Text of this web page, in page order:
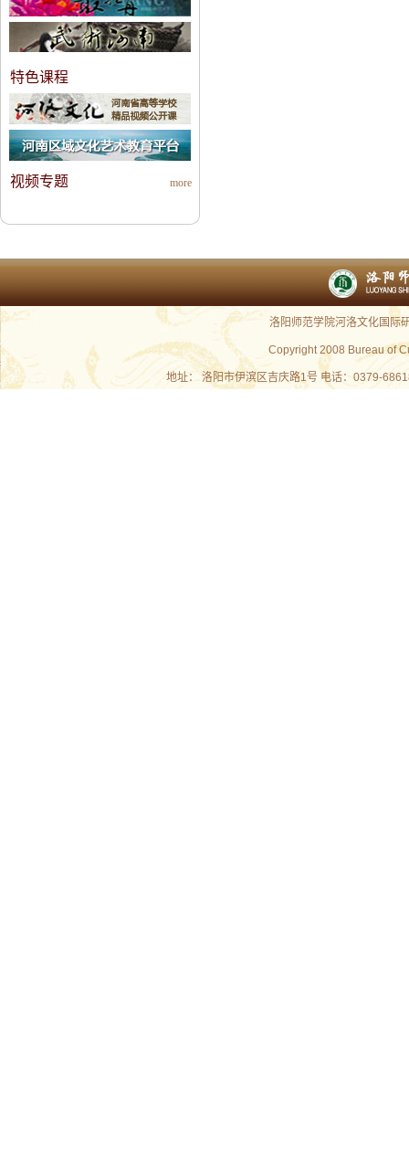
特色课程
more
视频专题
洛阳师范学院河洛文化国
Copyright 2008 Bureau of
地址： 洛阳市伊滨区吉庆路1号 电话：0379-